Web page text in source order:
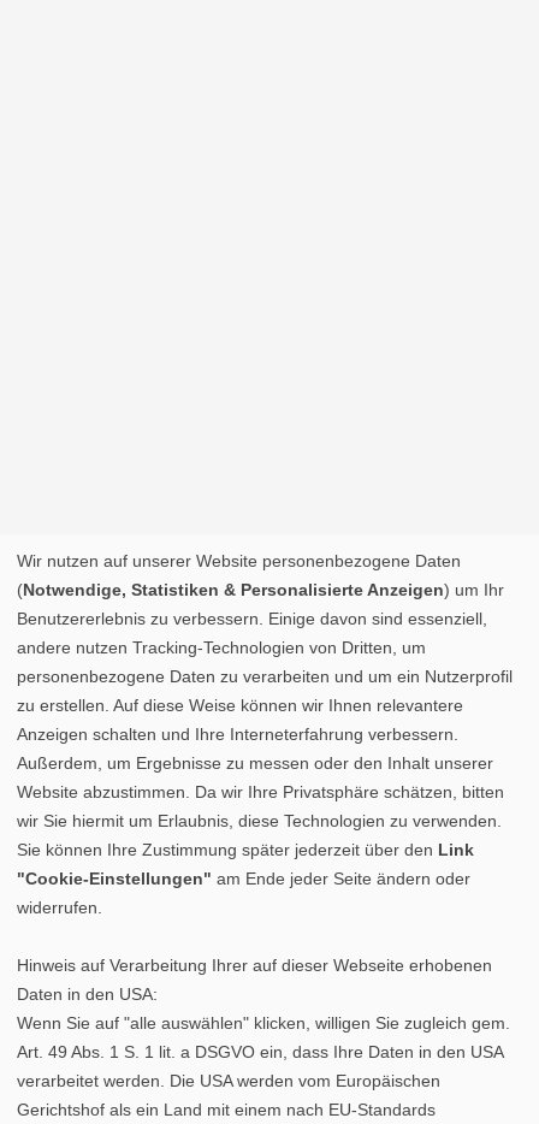
Wir nutzen auf unserer Website personenbezogene Daten
(Notwendige, Statistiken & Personalisierte Anzeigen) um Ihr
Benutzererlebnis zu verbessern. Einige davon sind essenziell,
andere nutzen Tracking-Technologien von Dritten, um
personenbezogene Daten zu verarbeiten und um ein Nutzerprofil
zu erstellen. Auf diese Weise können wir Ihnen relevantere
Anzeigen schalten und Ihre Interneterfahrung verbessern.
Außerdem, um Ergebnisse zu messen oder den Inhalt unserer
Website abzustimmen. Da wir Ihre Privatsphäre schätzen, bitten
wir Sie hiermit um Erlaubnis, diese Technologien zu verwenden.
Sie können Ihre Zustimmung später jederzeit über den Link
"Cookie-Einstellungen" am Ende jeder Seite ändern oder
widerrufen.
Hinweis auf Verarbeitung Ihrer auf dieser Webseite erhobenen
Daten in den USA:
Wenn Sie auf "alle auswählen" klicken, willigen Sie zugleich gem.
Art. 49 Abs. 1 S. 1 lit. a DSGVO ein, dass Ihre Daten in den USA
verarbeitet werden. Die USA werden vom Europäischen
Gerichtshof als ein Land mit einem nach EU-Standards